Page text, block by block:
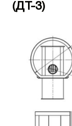
(ДТ-3)